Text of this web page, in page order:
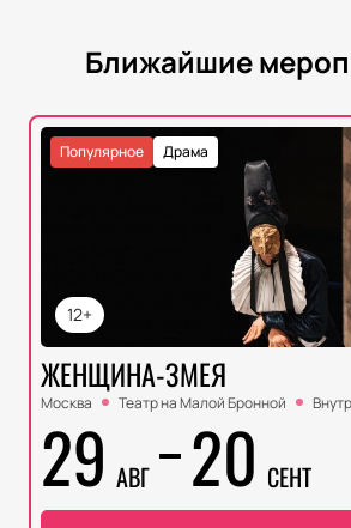
Ближайшие
12+
Драма
Популярное
ЖЕНЩИНА-ЗМЕЯ
Москва Театр на Малой Бронной
29 АВГ 20 СЕНТ